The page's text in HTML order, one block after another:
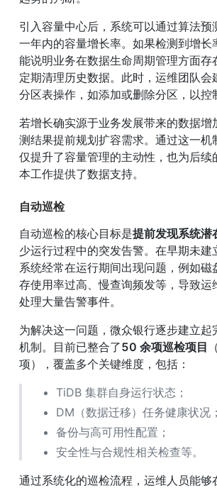
引入容量中心后，系统可以通过算法
一年内的容量增长率。如果检测到增长
能说明业务在数据生命周期管理方面存
定期清理历史数据。此时，运维团队会
分区表操作，如添加或删除分区，以控
若增长确实源于业务发展带来的数据增
测结果提前规划扩容需求。通过这一机
仅提升了容量管理的主动性，也为后续
本工作提供了数据支持。
自动巡检
自动巡检的核心目标是提前发现系统潜
少运行过程中的突发告警。在早期未建
系统经常在运行期间出现问题，例如磁
存使用率过高、慢查询频发等，导致运
处理大量告警事件。
为解决这一问题，微众银行逐步建立起
机制。目前已整合了50 余项巡检项目
项），覆盖多个关键维度，包括：
TiDB 集群自身运行状态；
DM（数据迁移）任务健康状况；
备份与高可用性配置；
安全性与合规性相关检查等。
通过系统化的巡检流程，运维人员能够